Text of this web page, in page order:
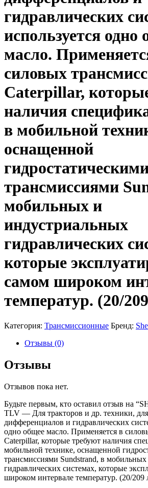
гидравлических
используется одно
масло.
силовых
Caterpillar,
наличия
в мобильной
оснащенной
трансмиссиями
мобильных и
индустриальных
гидравлических
которые
самом широком
температур. (20/
Категория: Трансмиссионные Бренд:
Отзывы (0)
Отзывы
Отзывов пока нет.
Будьте первым, кто оставил отзыв на
TLV — Для тракторов и др. техники,
дифференциалов и гидравлических
одно общее масло. Применяется в
Caterpillar, которые требуют наличия
мобильной технике, оснащенной
трансмиссиями Sundstrand, в
гидравлических системах, которые
широком интервале температур. (20/209